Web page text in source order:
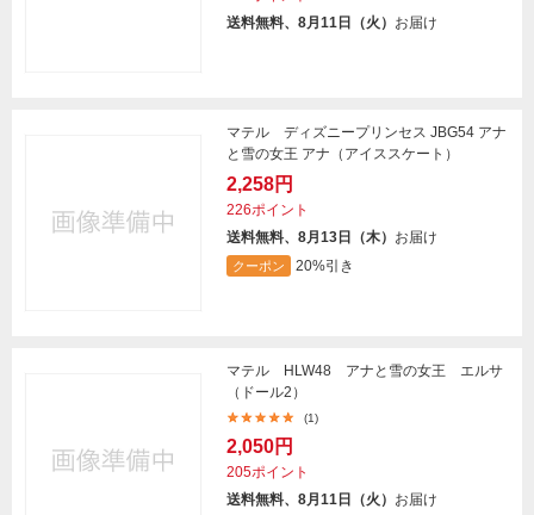
送料無料、8月11日（火） お届け
マテル ディズニープリンセス JBG54 アナ
と雪の女王 アナ（アイススケート）
2,258円
226ポイント
送料無料、8月13日（木） お届け
クーポン 20%引き
マテル HLW48 アナと雪の女王 エルサ
（ドール2）
(1)
2,050円
205ポイント
送料無料、8月11日（火） お届け